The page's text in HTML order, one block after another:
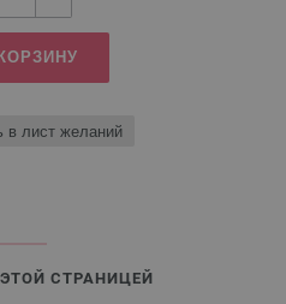
в лист желаний
СТРАНИЦЕЙ